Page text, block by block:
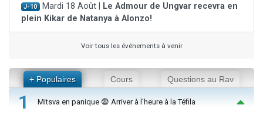
J-10 Mardi 18 Août |
Le Admour de Ungvar recevra en
plein Kikar de Natanya à Alonzo!
Voir tous les événements à venir
+ Populaires Cours Questions au Rav
1 Mitsva en panique 😨 Arriver à l'heure à la Téfila